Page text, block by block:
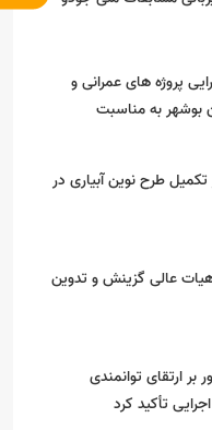
پروژه های عمرانی و
به مناسبت
تکمیل طرح نوین آبیاری در
عالی گزینش و‌ تدوین
ارتقای توانمندی
تأکید کرد